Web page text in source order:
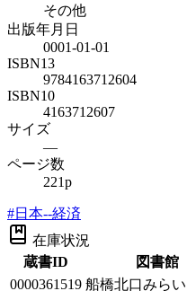
その他
出版年月日
0001-01-01
ISBN13
9784163712604
ISBN10
4163712607
サイズ
—
ページ数
221p
#日本--経済
在庫状況
蔵書ID
図書館
0000361519 船橋北口みら